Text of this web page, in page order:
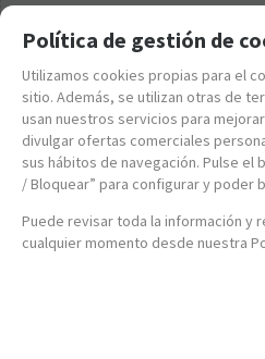
FK56349
FUNKO POP! DISNEY ULTIMATE
Política de gestión de
Utilizamos cookies propias para el
sitio. Además, se utilizan otras de
usan nuestros servicios para
divulgar ofertas comerciales
sus hábitos de navegación. Pulse el
/ Bloquear” para configurar y poder
Puede revisar toda la información y
cualquier momento desde nuestra